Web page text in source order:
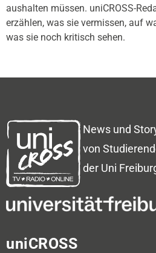
aushalten müssen. uniCROSS-
erzählen, was sie vermissen, auf
was sie noch kritisch sehen.
News und
von
der Uni
uniCROSS